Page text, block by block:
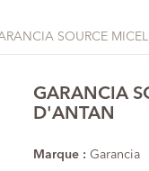
SOURCE
GARANCIA
D'ANTAN
Marque : Garancia